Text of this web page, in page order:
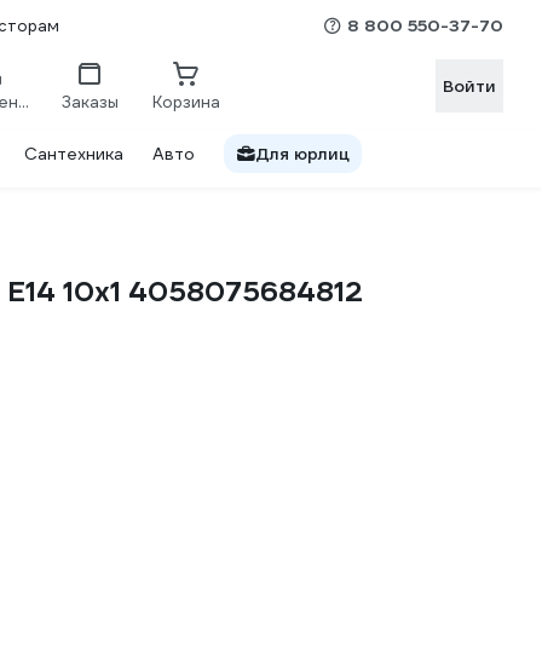
8 800 550-37-70
Сравнение Заказы Корзина
Войти
Сантехника Авто Для юрлиц
10x1 4058075684812